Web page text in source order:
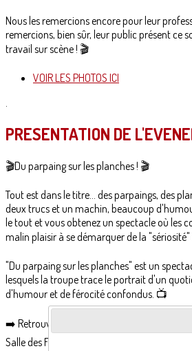
Nous les remercions encore pour leur
remercions, bien sûr, leur public présent ce
travail sur scène ! 🎬
VOIR LES PHOTOS ICI
.
PRESENTATION DE
🎬Du parpaing sur les planches ! 🎬
Tout est dans le titre... des parpaings, des
deux trucs et un machin, beaucoup
le tout et vous obtenez un spectacle où les
malin plaisir à se démarquer de la
"Du parpaing sur les planches" est un
lesquels la troupe trace le portrait d'un
d'humour et de férocité confondus. 📺
➡️ Retrouvez la troupe "CEP EN SCÈNE", le
Salle des Fêtes de Lamothe Montravel, à